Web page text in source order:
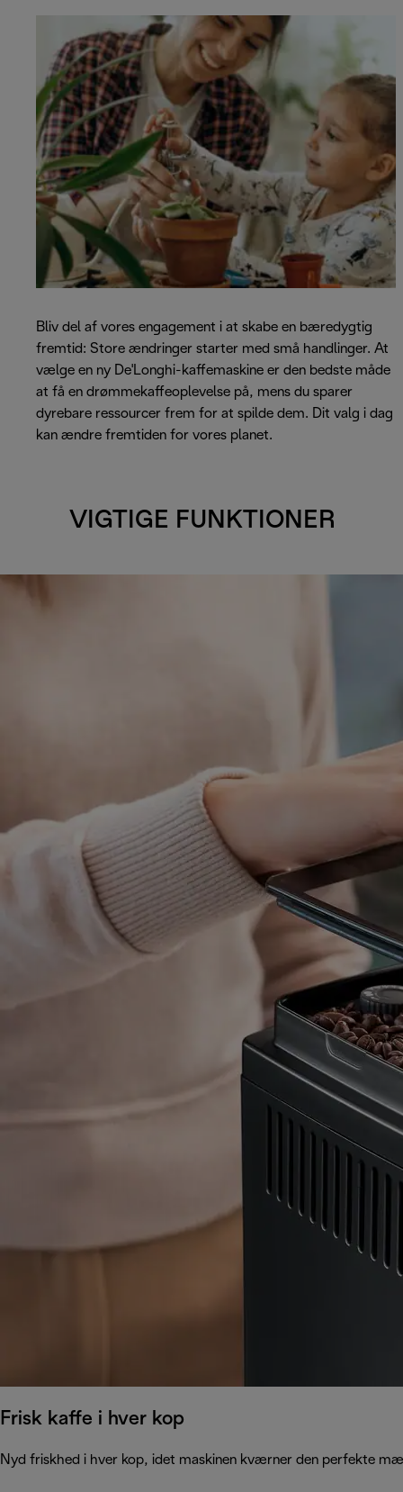
Bliv del af vores engagement i at skabe en bæredygtig
fremtid: Store ændringer starter med små handlinger. At
vælge en ny De'Longhi-kaffemaskine er den bedste måde
at få en drømmekaffeoplevelse på, mens du sparer
dyrebare ressourcer frem for at spilde dem. Dit valg i dag
kan ændre fremtiden for vores planet.
VIGTIGE FUNKTIONER
Frisk kaffe i hver kop
Nyd friskhed i hver kop, idet maskinen kværner den perfekte